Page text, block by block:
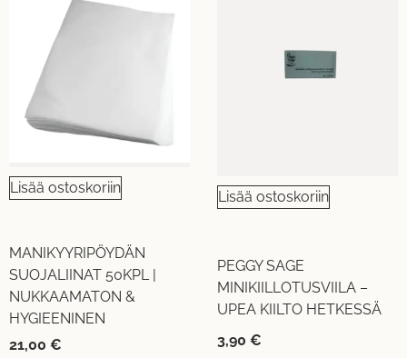
Lisää ostoskoriin
MANIKYYRIPÖYDÄN
SUOJALIINAT 50KPL |
NUKKAAMATON &
HYGIEENINEN
21,00 €
Lisää ostoskoriin
PEGGY SAGE
MINIKIILLOTUSVIILA –
UPEA KIILTO HETKESSÄ
3,90 €